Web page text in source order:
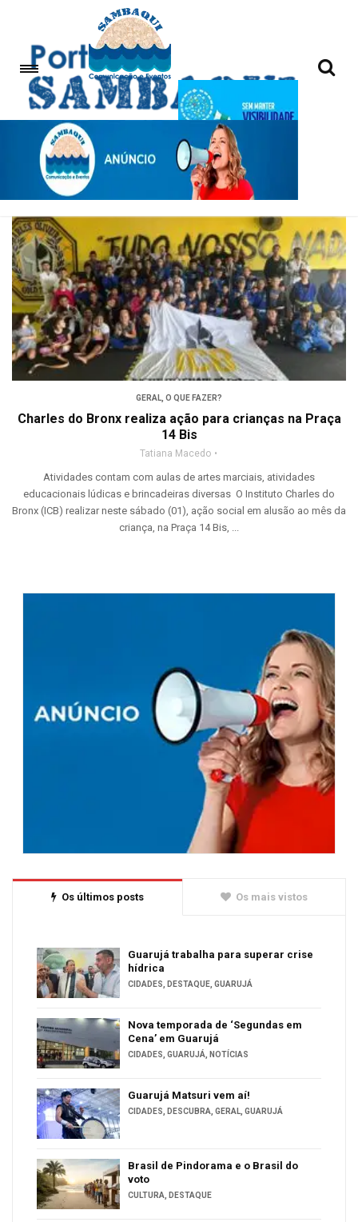
evento infantil
GERAL, O QUE FAZER?
Charles do Bronx realiza ação para crianças na Praça
14 Bis
Tatiana Macedo
Atividades contam com aulas de artes marciais, atividades
educacionais lúdicas e brincadeiras diversas O Instituto Charles do
Bronx (ICB) realizar neste sábado (01), ação social em alusão ao mês da
criança, na Praça 14 Bis, ...
Os últimos posts Os mais vistos
Guarujá trabalha para superar crise
hídrica
CIDADES, DESTAQUE, GUARUJÁ
Nova temporada de ‘Segundas em
Cena’ em Guarujá
CIDADES, GUARUJÁ, NOTÍCIAS
Guarujá Matsuri vem aí!
CIDADES, DESCUBRA, GERAL, GUARUJÁ
Brasil de Pindorama e o Brasil do
voto
CULTURA, DESTAQUE